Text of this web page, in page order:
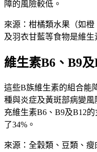
障的風險較低。
來源：柑橘類水果（如
及羽衣甘藍等食物是維生
維生素B6、B9及
這些B族維生素的組合能
種與炎症及黃斑部病變
充維生素B6、B9及B12
了34%。
來源：全穀類、豆類、